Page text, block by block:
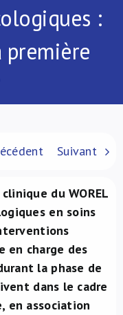
:
Suivant
du WOREL
en soins
en charge des
la phase de
dans le cadre
en association